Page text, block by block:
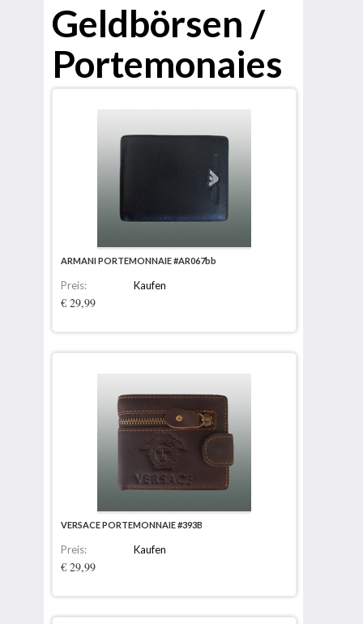
Geldbörsen /
Portemonaies
ARMANI PORTEMONNAIE #AR067bb
Preis:
€ 29,99
Kaufen
VERSACE PORTEMONNAIE #393B
Preis:
€ 29,99
Kaufen